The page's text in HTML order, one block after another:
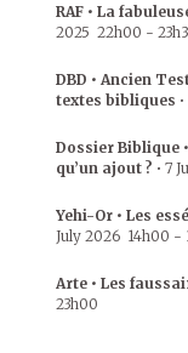
RAF • La
2025 22h00 -
DBD • Ancien
textes bibliques •
Dossier Biblique
qu’un ajout ? • 7
Yehi-Or • Les
July 2026 14h00 -
Arte • Les
23h00